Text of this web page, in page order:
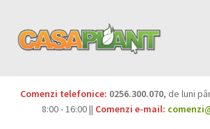
Pesticide
Comenzi telefonice: 0256.300.070, de luni
8:00 - 16:00 || Comenzi e-mail: